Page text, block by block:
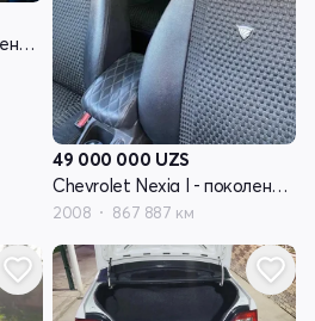
Chevrolet Nexia I - поколение рестайлинг
49 000 000 UZS
Chevrolet Nexia I - поколение рестайлинг
2008 867 887 км